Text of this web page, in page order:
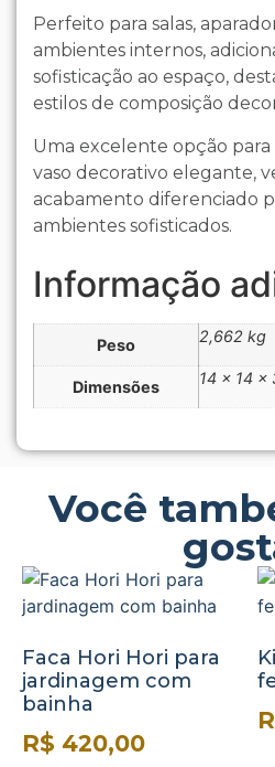
Perfeito para salas,
ambientes internos,
sofisticação ao espaço,
estilos de composição
Uma excelente opção
vaso decorativo elegante,
acabamento diferenciado
ambientes sofisticados.
Informação
Peso 2,662 kg
Dimensões 14 × 14 ×
Você
Faca Hori Hori para
jardinagem com
bainha
R$ 420,00